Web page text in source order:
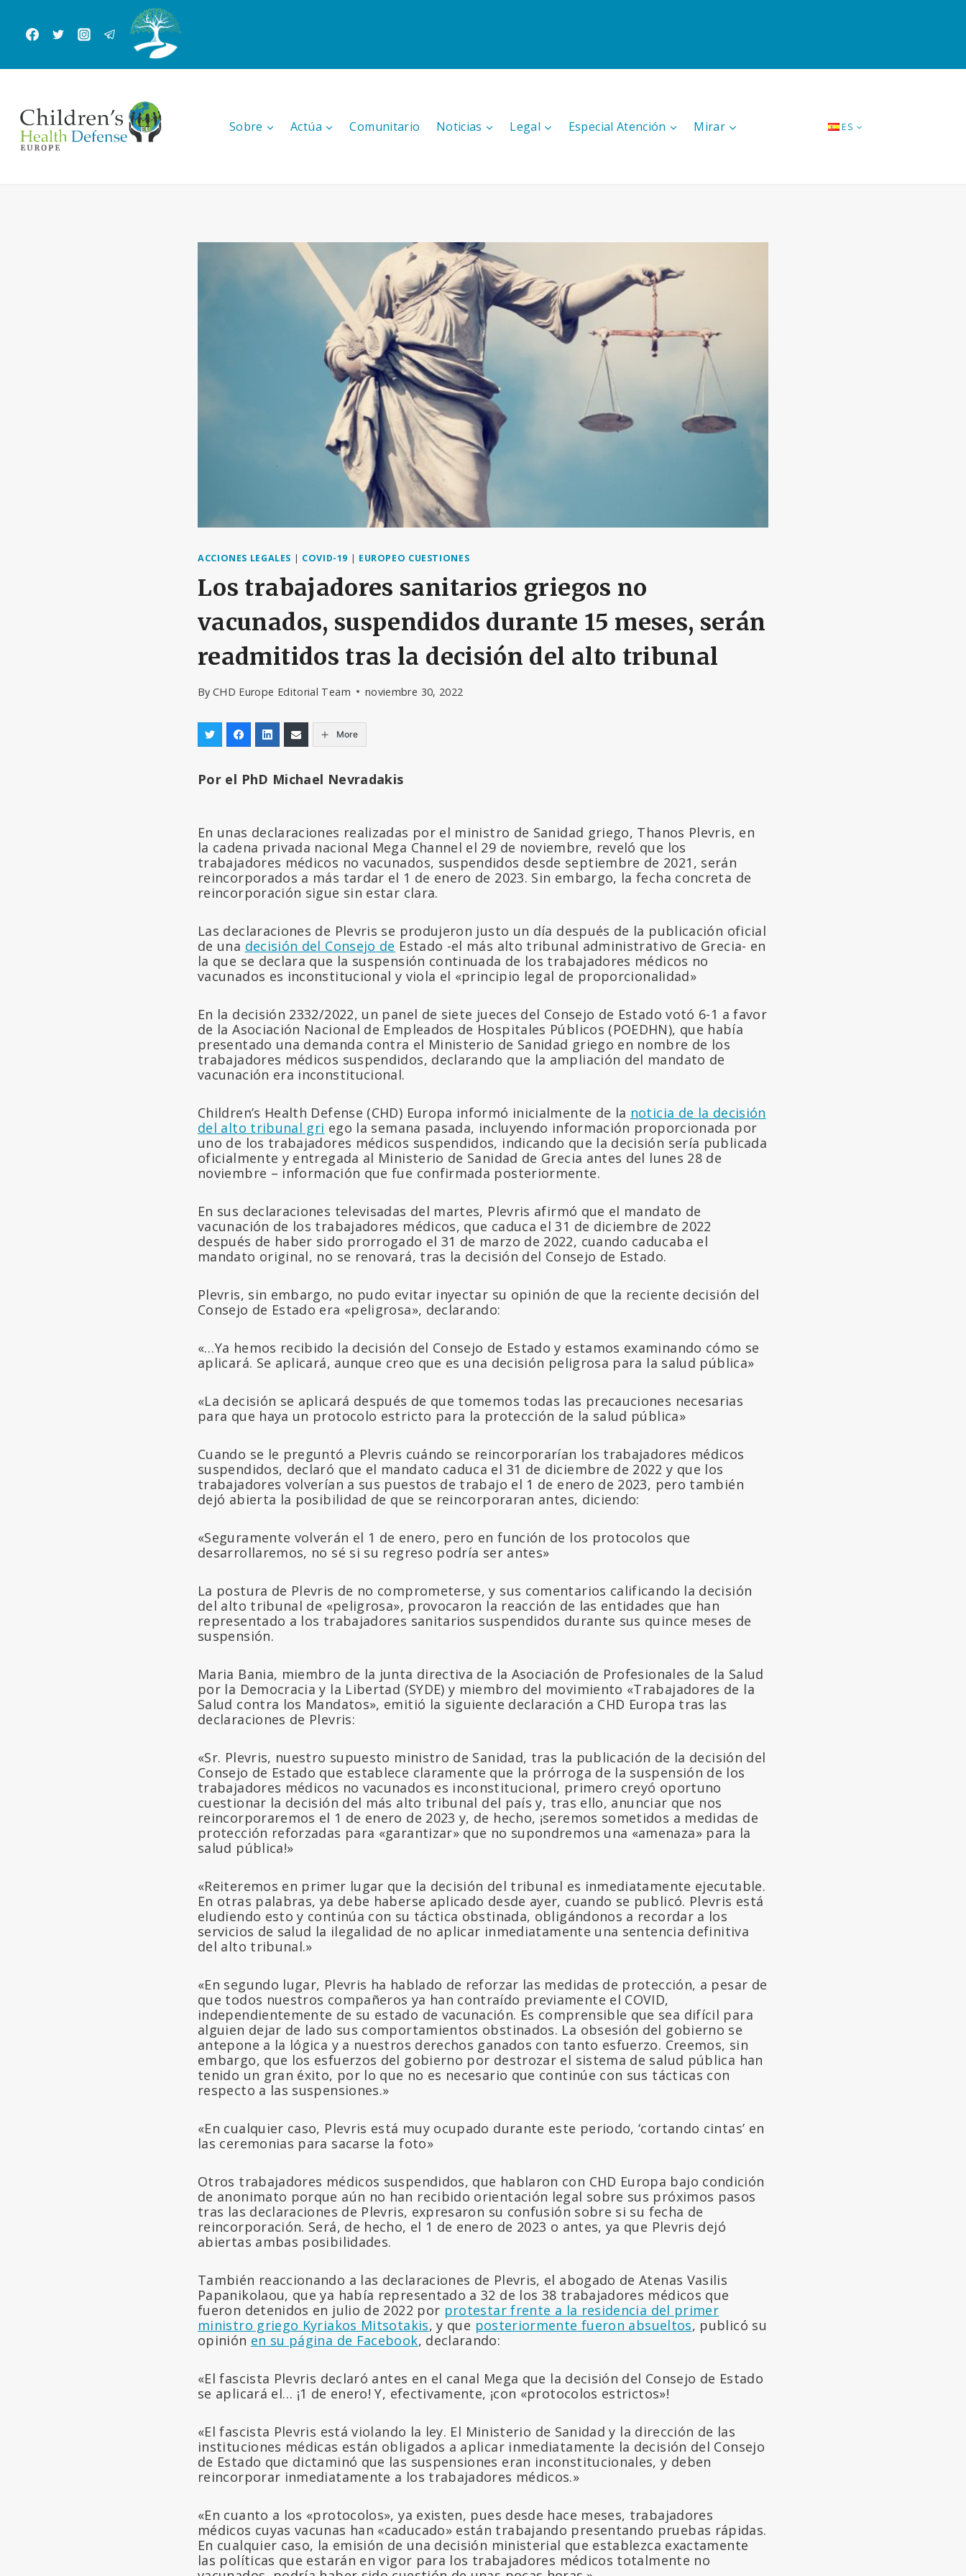
Contenido
Sobre Actúa Comunitario Noticias Legal Especial Atención Mirar ES
ACCIONES LEGALES | COVID-19 | EUROPEO CUESTIONES
Los trabajadores sanitarios griegos no
vacunados, suspendidos durante 15 meses, serán
readmitidos tras la decisión del alto tribunal
By CHD Europe Editorial Team noviembre 30, 2022
More
Por el PhD Michael Nevradakis
En unas declaraciones realizadas por el ministro de Sanidad griego, Thanos Plevris, en
la cadena privada nacional Mega Channel el 29 de noviembre, reveló que los
trabajadores médicos no vacunados, suspendidos desde septiembre de 2021, serán
reincorporados a más tardar el 1 de enero de 2023. Sin embargo, la fecha concreta de
reincorporación sigue sin estar clara.
Las declaraciones de Plevris se produjeron justo un día después de la publicación oficial
de una decisión del Consejo de Estado -el más alto tribunal administrativo de Grecia- en
la que se declara que la suspensión continuada de los trabajadores médicos no
vacunados es inconstitucional y viola el «principio legal de proporcionalidad»
En la decisión 2332/2022, un panel de siete jueces del Consejo de Estado votó 6-1 a favor
de la Asociación Nacional de Empleados de Hospitales Públicos (POEDHN), que había
presentado una demanda contra el Ministerio de Sanidad griego en nombre de los
trabajadores médicos suspendidos, declarando que la ampliación del mandato de
vacunación era inconstitucional.
Children’s Health Defense (CHD) Europa informó inicialmente de la noticia de la decisión
del alto tribunal gri ego la semana pasada, incluyendo información proporcionada por
uno de los trabajadores médicos suspendidos, indicando que la decisión sería publicada
oficialmente y entregada al Ministerio de Sanidad de Grecia antes del lunes 28 de
noviembre – información que fue confirmada posteriormente.
En sus declaraciones televisadas del martes, Plevris afirmó que el mandato de
vacunación de los trabajadores médicos, que caduca el 31 de diciembre de 2022
después de haber sido prorrogado el 31 de marzo de 2022, cuando caducaba el
mandato original, no se renovará, tras la decisión del Consejo de Estado.
Plevris, sin embargo, no pudo evitar inyectar su opinión de que la reciente decisión del
Consejo de Estado era «peligrosa», declarando:
«…Ya hemos recibido la decisión del Consejo de Estado y estamos examinando cómo se
aplicará. Se aplicará, aunque creo que es una decisión peligrosa para la salud pública»
«La decisión se aplicará después de que tomemos todas las precauciones necesarias
para que haya un protocolo estricto para la protección de la salud pública»
Cuando se le preguntó a Plevris cuándo se reincorporarían los trabajadores médicos
suspendidos, declaró que el mandato caduca el 31 de diciembre de 2022 y que los
trabajadores volverían a sus puestos de trabajo el 1 de enero de 2023, pero también
dejó abierta la posibilidad de que se reincorporaran antes, diciendo:
«Seguramente volverán el 1 de enero, pero en función de los protocolos que
desarrollaremos, no sé si su regreso podría ser antes»
La postura de Plevris de no comprometerse, y sus comentarios calificando la decisión
del alto tribunal de «peligrosa», provocaron la reacción de las entidades que han
representado a los trabajadores sanitarios suspendidos durante sus quince meses de
suspensión.
Maria Bania, miembro de la junta directiva de la Asociación de Profesionales de la Salud
por la Democracia y la Libertad (SYDE) y miembro del movimiento «Trabajadores de la
Salud contra los Mandatos», emitió la siguiente declaración a CHD Europa tras las
declaraciones de Plevris:
«Sr. Plevris, nuestro supuesto ministro de Sanidad, tras la publicación de la decisión del
Consejo de Estado que establece claramente que la prórroga de la suspensión de los
trabajadores médicos no vacunados es inconstitucional, primero creyó oportuno
cuestionar la decisión del más alto tribunal del país y, tras ello, anunciar que nos
reincorporaremos el 1 de enero de 2023 y, de hecho, ¡seremos sometidos a medidas de
protección reforzadas para «garantizar» que no supondremos una «amenaza» para la
salud pública!»
«Reiteremos en primer lugar que la decisión del tribunal es inmediatamente ejecutable.
En otras palabras, ya debe haberse aplicado desde ayer, cuando se publicó. Plevris está
eludiendo esto y continúa con su táctica obstinada, obligándonos a recordar a los
servicios de salud la ilegalidad de no aplicar inmediatamente una sentencia definitiva
del alto tribunal.»
«En segundo lugar, Plevris ha hablado de reforzar las medidas de protección, a pesar de
que todos nuestros compañeros ya han contraído previamente el COVID,
independientemente de su estado de vacunación. Es comprensible que sea difícil para
alguien dejar de lado sus comportamientos obstinados. La obsesión del gobierno se
antepone a la lógica y a nuestros derechos ganados con tanto esfuerzo. Creemos, sin
embargo, que los esfuerzos del gobierno por destrozar el sistema de salud pública han
tenido un gran éxito, por lo que no es necesario que continúe con sus tácticas con
respecto a las suspensiones.»
«En cualquier caso, Plevris está muy ocupado durante este periodo, ‘cortando cintas’ en
las ceremonias para sacarse la foto»
Otros trabajadores médicos suspendidos, que hablaron con CHD Europa bajo condición
de anonimato porque aún no han recibido orientación legal sobre sus próximos pasos
tras las declaraciones de Plevris, expresaron su confusión sobre si su fecha de
reincorporación. Será, de hecho, el 1 de enero de 2023 o antes, ya que Plevris dejó
abiertas ambas posibilidades.
También reaccionando a las declaraciones de Plevris, el abogado de Atenas Vasilis
Papanikolaou, que ya había representado a 32 de los 38 trabajadores médicos que
fueron detenidos en julio de 2022 por protestar frente a la residencia del primer
ministro griego Kyriakos Mitsotakis, y que posteriormente fueron absueltos, publicó su
opinión en su página de Facebook, declarando:
«El fascista Plevris declaró antes en el canal Mega que la decisión del Consejo de Estado
se aplicará el… ¡1 de enero! Y, efectivamente, ¡con «protocolos estrictos»!
«El fascista Plevris está violando la ley. El Ministerio de Sanidad y la dirección de las
instituciones médicas están obligados a aplicar inmediatamente la decisión del Consejo
de Estado que dictaminó que las suspensiones eran inconstitucionales, y deben
reincorporar inmediatamente a los trabajadores médicos.»
«En cuanto a los «protocolos», ya existen, pues desde hace meses, trabajadores
médicos cuyas vacunas han «caducado» están trabajando presentando pruebas rápidas.
En cualquier caso, la emisión de una decisión ministerial que establezca exactamente
las políticas que estarán en vigor para los trabajadores médicos totalmente no